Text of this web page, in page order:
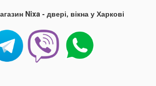
Nixa - двері, вікна у Харкові